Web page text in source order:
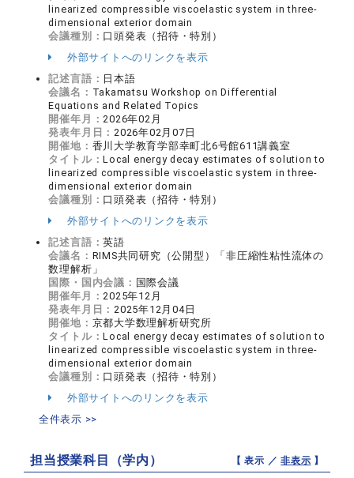
linearized compressible viscoelastic system in three-
dimensional exterior domain
会議種別： 口頭発表（招待・特別）
外部サイトへのリンクを表示
記述言語： 日本語
会議名： Takamatsu Workshop on Differential
Equations and Related Topics
開催年月：2026年02月
発表年月日：2026年02月07日
開催地： 香川大学教育学部幸町北6号館611講義室
タイトル：Local energy decay estimates of solution to
linearized compressible viscoelastic system in three-
dimensional exterior domain
会議種別： 口頭発表（招待・特別）
外部サイトへのリンクを表示
記述言語：英語
会議名： RIMS共同研究（公開型）「非圧縮性粘性流体の
数理解析」
国際・国内会議： 国際会議
開催年月：2025年12月
発表年月日：2025年12月04日
開催地： 京都大学数理解析研究所
タイトル：Local energy decay estimates of solution to
linearized compressible viscoelastic system in three-
dimensional exterior domain
会議種別： 口頭発表（招待・特別）
外部サイトへのリンクを表示
全件表示 >>
担当授業科目（学内） 【 表示 ／非表示 】